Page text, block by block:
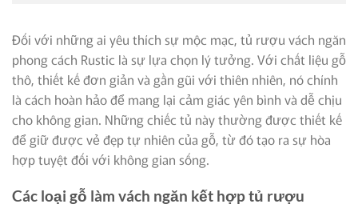
Đối với những ai yêu thích sự mộc mạc, tủ rượu vách ngăn
phong cách Rustic là sự lựa chọn lý tưởng. Với chất liệu gỗ
thô, thiết kế đơn giản và gần gũi với thiên nhiên, nó chính
là cách hoàn hảo để mang lại cảm giác yên bình và dễ chịu
cho không gian. Những chiếc tủ này thường được thiết kế
để giữ được vẻ đẹp tự nhiên của gỗ, từ đó tạo ra sự hòa
hợp tuyệt đối với không gian sống.
Các loại gỗ làm vách ngăn kết hợp tủ rượu